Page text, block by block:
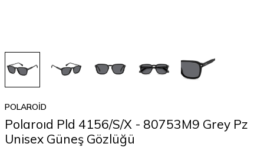
POLAROID
Polaroıd Pld 4156/S/X - 80753M9 Grey Pz
Unisex Güneş Gözlüğü